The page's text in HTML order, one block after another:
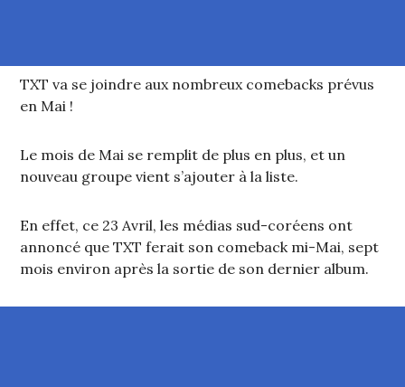
TXT va se joindre aux nombreux comebacks prévus
en Mai !
Le mois de Mai se remplit de plus en plus, et un
nouveau groupe vient s’ajouter à la liste.
En effet, ce 23 Avril, les médias sud-coréens ont
annoncé que TXT ferait son comeback mi-Mai, sept
mois environ après la sortie de son dernier album.